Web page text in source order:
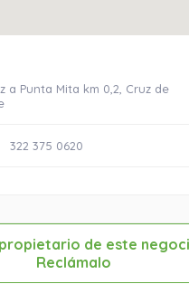
a Punta Mita km 0,2, Cruz de
322 375 0620
de este
Reclámalo